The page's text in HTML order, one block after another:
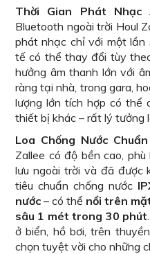
Thời Gian Phát Nhạc
Bluetooth ngoài trời Houl
phát nhạc chỉ với một lần
tế có thể thay đổi tùy
hưởng âm thanh lớn với
ràng tại nhà, trong gara,
lượng lớn tích hợp có thể
thiết bị khác – rất lý tưởng
Loa Chống Nước
Zallee có độ bền cao,
lưu ngoài trời và đã được
tiêu chuẩn chống nước
nước – có thể nổi trên
sâu 1 mét trong 30 phút
ở biển, hồ bơi, trên
chọn tuyệt vời cho những